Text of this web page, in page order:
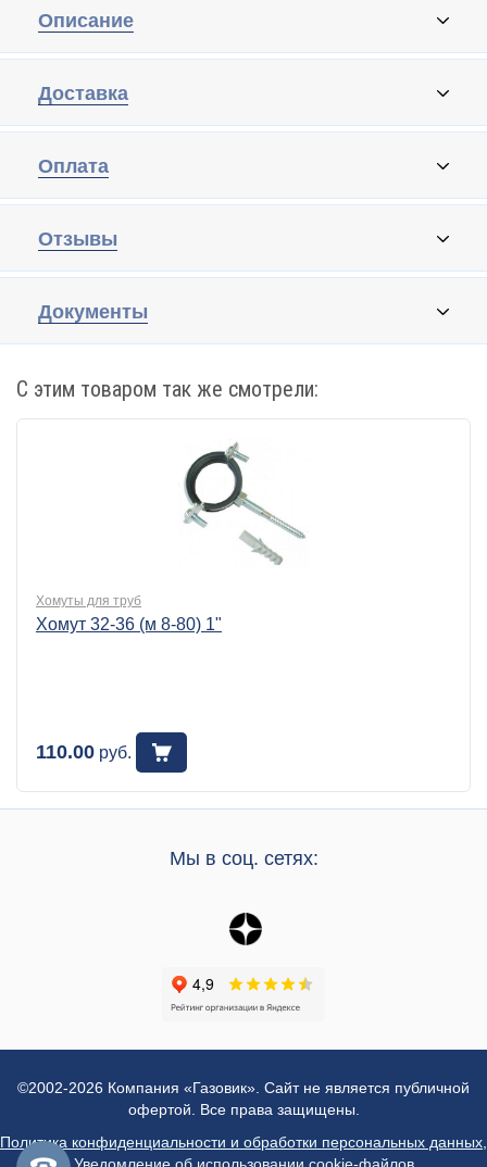
Описание
Доставка
Оплата
Отзывы
Документы
С этим товаром так же смотрели:
Хомуты для труб
Хомут 32-36 (м 8-80) 1"
110.00 руб.
Мы в соц. сетях:
©2002-2026 Компания «Газовик». Сайт не является публичной
офертой. Все права защищены.
Политика конфиденциальности и обработки персональных данных